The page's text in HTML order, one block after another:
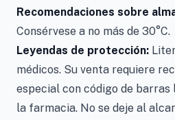
Recomendaciones sobre
Consérvese a no más de 30°C.
Leyendas de protección:
médicos. Su venta requiere
especial con código de
la farmacia. No se deje al